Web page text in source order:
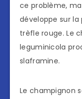
ce problème,
développe sur
trèfle rouge. Le
leguminicola
slaframine.
Le champignon